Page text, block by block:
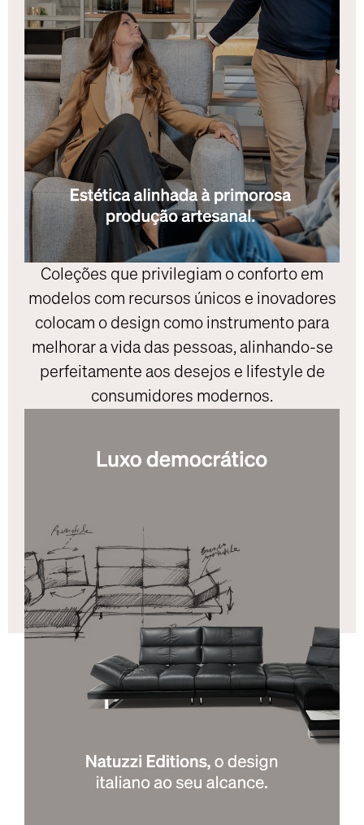
Coleções que privilegiam o conforto em
modelos com recursos únicos e inovadores
colocam o design como instrumento para
melhorar a vida das pessoas, alinhando-se
perfeitamente aos desejos e lifestyle de
consumidores modernos.